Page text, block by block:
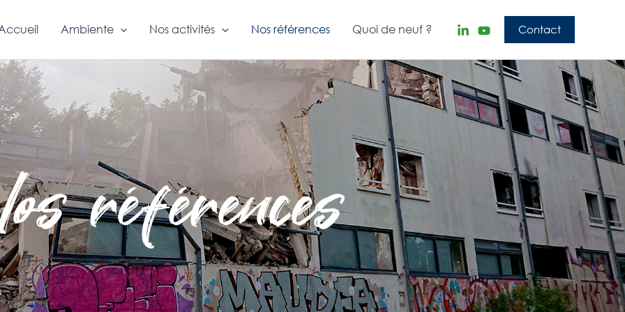
Ambiente Nos activités Nos références Quoi de neuf ? Contact
références